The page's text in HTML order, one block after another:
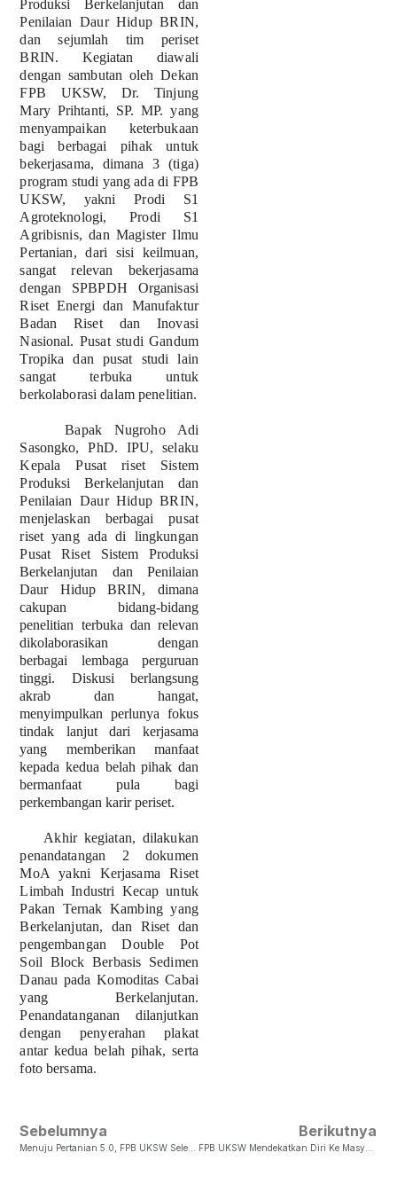
Produksi Berkelanjutan dan
Penilaian Daur Hidup BRIN,
dan sejumlah tim periset
BRIN. Kegiatan diawali
dengan sambutan oleh Dekan
FPB UKSW, Dr. Tinjung
Mary Prihtanti, SP. MP. yang
menyampaikan keterbukaan
bagi berbagai pihak untuk
bekerjasama, dimana 3 (tiga)
program studi yang ada di FPB
UKSW, yakni Prodi S1
Agroteknologi, Prodi S1
Agribisnis, dan Magister Ilmu
Pertanian, dari sisi keilmuan,
sangat relevan bekerjasama
dengan SPBPDH Organisasi
Riset Energi dan Manufaktur
Badan Riset dan Inovasi
Nasional. Pusat studi Gandum
Tropika dan pusat studi lain
sangat terbuka untuk
berkolaborasi dalam penelitian.
Bapak Nugroho Adi
Sasongko, PhD. IPU, selaku
Kepala Pusat riset Sistem
Produksi Berkelanjutan dan
Penilaian DaurHidup BRIN,
menjelaskan berbagai pusat
riset yang ada di lingkungan
Pusat Riset Sistem Produksi
Berkelanjutan dan Penilaian
Daur Hidup BRIN, dimana
cakupan bidang-bidang
penelitian terbuka dan relevan
dikolaborasikan dengan
berbagai lembaga perguruan
tinggi. Diskusi berlangsung
akrab dan hangat,
menyimpulkan perlunya fokus
tindak lanjut dari kerjasama
yang memberikan manfaat
kepada kedua belah pihak dan
bermanfaat pula bagi
perkembangan karir periset.
Akhir kegiatan, dilakukan
penandatangan 2 dokumen
MoA yakni Kerjasama Riset
Limbah Industri Kecap untuk
Pakan Ternak Kambing yang
Berkelanjutan, dan Riset dan
pengembangan Double Pot
Soil Block Berbasis Sedimen
Danau pada Komoditas Cabai
yang Berkelanjutan.
Penandatanganan dilanjutkan
dengan penyerahan plakat
antar kedua belah pihak, serta
foto bersama.
Sebelumnya Berikutnya
FPB UKSW Mendekatkan Diri Ke Masyarakat Melalui Expo Dan Pelatihan Urban Farming